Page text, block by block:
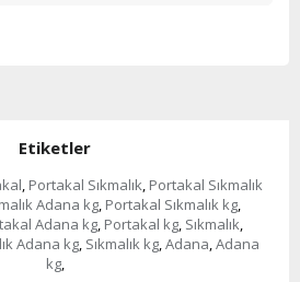
Etiketler
, Portakal Sıkmalık, Portakal Sıkmalık
Adana kg, Portakal Sıkmalık kg,
Adana kg, Portakal kg, Sıkmalık,
Adana kg, Sıkmalık kg,Adana,Adana
kg,